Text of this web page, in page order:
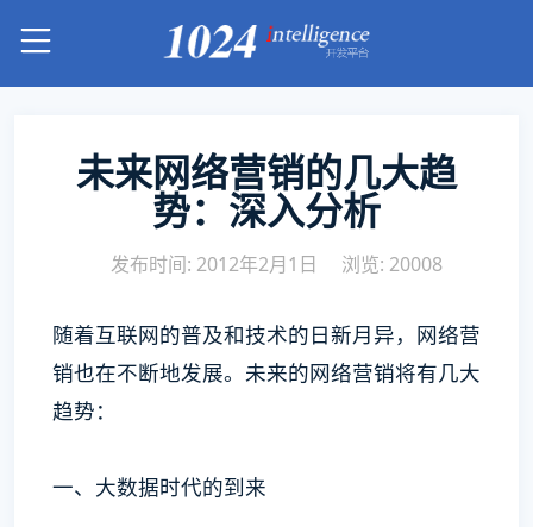
未来网络营销的几大趋
势：深入分析
发布时间: 2012年2月1日 浏览: 20008
随着互联网的普及和技术的日新月异，网络营
销也在不断地发展。未来的网络营销将有几大
趋势：
一、大数据时代的到来